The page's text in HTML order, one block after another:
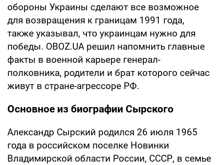
обороны Украины сделают все возможное
для возвращения к границам 1991 года,
также указывал, что украинцам нужно для
победы. OBOZ.UA решил напомнить главные
факты в военной карьере генерал-
полковника, родители и брат которого сейчас
живут в стране-агрессоре РФ.
Основное из биографии Сырского
Александр Сырский родился 26 июля 1965
года в российском поселке Новинки
Владимирской области России, СССР, в семье